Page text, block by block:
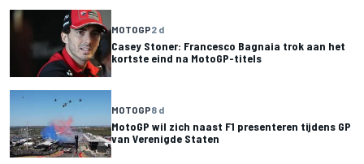
MOTOGP2 d
Casey Stoner: Francesco Bagnaia trok aan het
kortste eind na MotoGP-titels
MOTOGP8 d
MotoGP wil zich naast F1 presenteren tijdens GP
van Verenigde Staten